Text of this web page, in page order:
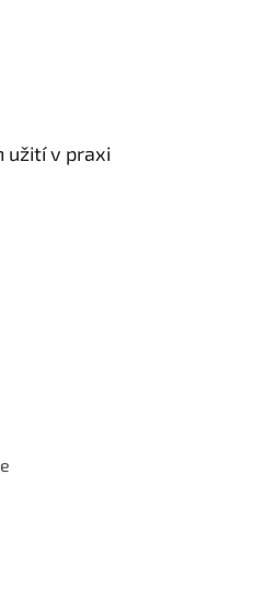
užití v praxi